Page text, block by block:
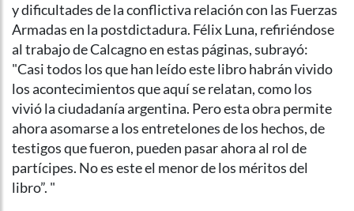
y dificultades de la conflictiva relación con las Fuerzas
Armadas en la postdictadura. Félix Luna, refiriéndose
al trabajo de Calcagno en estas páginas, subrayó:
"Casi todos los que han leído este libro habrán vivido
los acontecimientos que aquí se relatan, como los
vivió la ciudadanía argentina. Pero esta obra permite
ahora asomarse a los entretelones de los hechos, de
testigos que fueron, pueden pasar ahora al rol de
partícipes. No es este el menor de los méritos del
libro”. "